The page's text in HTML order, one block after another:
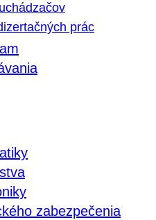
prác
zabezpečenia